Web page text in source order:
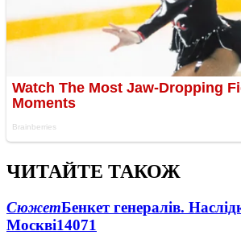
ЧИТАЙТЕ ТАКОЖ
СюжетБенкет генералів.
Москві14071